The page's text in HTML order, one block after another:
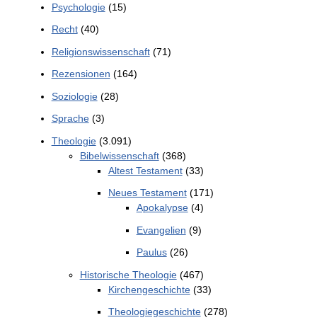
Psychologie(15)
Recht(40)
Religionswissenschaft(71)
Rezensionen (164)
Soziologie(28)
Sprache(3)
Theologie(3.091)
Bibelwissenschaft(368)
Altest Testament(33)
Neues Testament(171)
Apokalypse(4)
Evangelien (9)
Paulus(26)
Historische Theologie(467)
Kirchengeschichte(33)
Theologiegeschichte(278)